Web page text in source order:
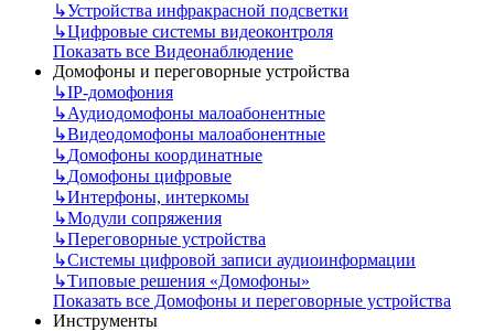
↳Устройства инфракрасной подсветки
↳Цифровые системы видеоконтроля
Показать все Видеонаблюдение
Домофоны и переговорные устройства
↳IP-домофония
↳Аудиодомофоны малоабонентные
↳Видеодомофоны малоабонентные
↳Домофоны координатные
↳Домофоны цифровые
↳Интерфоны, интеркомы
↳Модули сопряжения
↳Переговорные устройства
↳Системы цифровой записи аудиоинформации
↳Типовые решения «Домофоны»
Показать все Домофоны и переговорные устройства
Инструменты